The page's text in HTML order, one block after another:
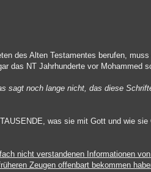
des Alten Testamentes berufen,
das NT Jahrhunderte vor Mohammed
sagt noch lange nicht, das diese
was sie mit Gott und wie
nicht verstandenen Informationen
Zeugen offenbart bekommen